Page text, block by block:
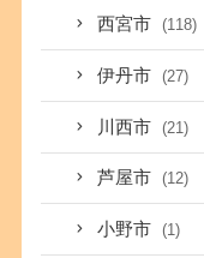
西宮市 (118)
伊丹市 (27)
川西市 (21)
芦屋市 (12)
小野市 (1)